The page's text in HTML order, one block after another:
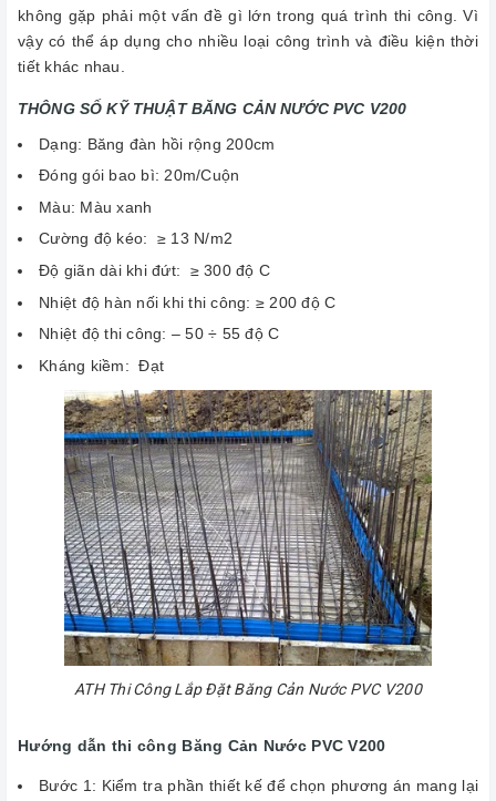
không gặp phải một vấn đề gì lớn trong quá trình thi công. Vì
vậy có thể áp dụng cho nhiều loại công trình và điều kiện thời
tiết khác nhau.
THÔNG SỐ KỸ THUẬTBĂNG CẢN NƯỚC PVC V200
Dạng: Băng đàn hồi rộng 200cm
Đóng gói bao bì: 20m/Cuộn
Màu: Màu xanh
Cường độ kéo: ≥ 13 N/m2
Độ giãn dài khi đứt: ≥ 300 độ C
Nhiệt độ hàn nối khi thi công: ≥ 200 độ C
Nhiệt độ thi công: – 50 ÷ 55 độ C
Kháng kiềm: Đạt
ATH Thi Công Lắp Đặt Băng Cản Nước PVC V200
Hướng dẫn thi công Băng Cản Nước PVC V200
Bước 1: Kiểm tra phần thiết kế để chọn phương án mang lại